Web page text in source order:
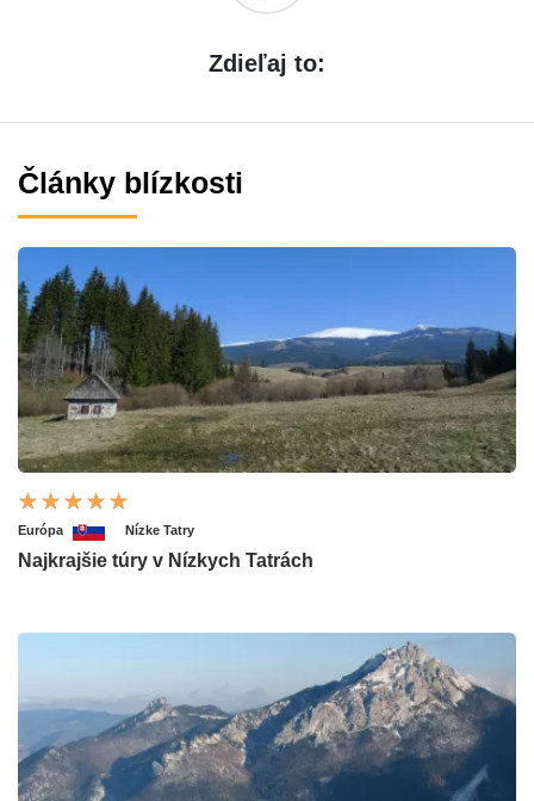
Zdieľaj to:
Články blízkosti
Európa Nízke Tatry
Najkrajšie túry v Nízkych Tatrách